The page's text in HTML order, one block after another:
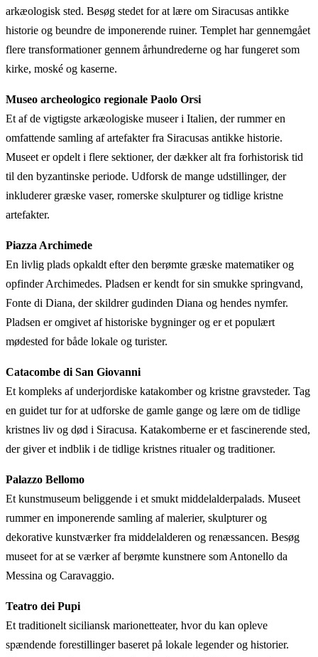
arkæologisk sted. Besøg stedet for at lære om Siracusas antikke
historie og beundre de imponerende ruiner. Templet har gennemgået
flere transformationer gennem århundrederne og har fungeret som
kirke, moské og kaserne.
Museo archeologico regionale Paolo Orsi
Et af de vigtigste arkæologiske museer i Italien, der rummer en
omfattende samling af artefakter fra Siracusas antikke historie.
Museet er opdelt i flere sektioner, der dækker alt fra forhistorisk tid
til den byzantinske periode. Udforsk de mange udstillinger, der
inkluderer græske vaser, romerske skulpturer og tidlige kristne
artefakter.
Piazza Archimede
En livlig plads opkaldt efter den berømte græske matematiker og
opfinder Archimedes. Pladsen er kendt for sin smukke springvand,
Fonte di Diana, der skildrer gudinden Diana og hendes nymfer.
Pladsen er omgivet af historiske bygninger og er et populært
mødested for både lokale og turister.
Catacombe di San Giovanni
Et kompleks af underjordiske katakomber og kristne gravsteder. Tag
en guidet tur for at udforske de gamle gange og lære om de tidlige
kristnes liv og død i Siracusa. Katakomberne er et fascinerende sted,
der giver et indblik i de tidlige kristnes ritualer og traditioner.
Palazzo Bellomo
Et kunstmuseum beliggende i et smukt middelalderpalads. Museet
rummer en imponerende samling af malerier, skulpturer og
dekorative kunstværker fra middelalderen og renæssancen. Besøg
museet for at se værker af berømte kunstnere som Antonello da
Messina og Caravaggio.
Teatro dei Pupi
Et traditionelt siciliansk marionetteater, hvor du kan opleve
spændende forestillinger baseret på lokale legender og historier.